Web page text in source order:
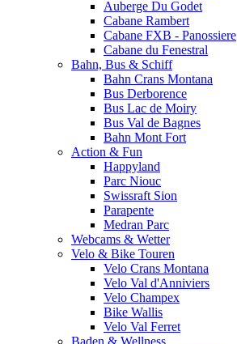
Auberge Du Godet
Cabane Rambert
Cabane FXB - Panossiere
Cabane du Fenestral
Bahn, Bus & Schiff
Bahn Crans Montana
Bus Derborence
Bus Lac de Moiry
Bus Val de Bagnes
Bahn Mont Fort
Action & Fun
Happyland
Parc Niouc
Swissraft Sion
Parapente
Medran Parc
Webcams & Wetter
Velo & Bike Touren
Velo Crans Montana
Velo Val d'Anniviers
Velo Champex
Bike Wallis
Velo Val Ferret
Baden & Wellness